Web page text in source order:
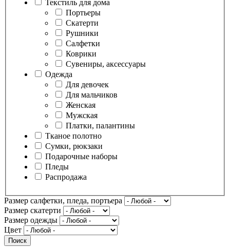
Текстиль для дома
Портьеры
Скатерти
Рушники
Салфетки
Коврики
Сувениры, аксессуары
Одежда
Для девочек
Для мальчиков
Женская
Мужская
Платки, палантины
Тканое полотно
Сумки, рюкзаки
Подарочные наборы
Пледы
Распродажа
Размер салфетки, пледа, портьера
Размер скатерти
Размер одежды
Цвет
Поиск